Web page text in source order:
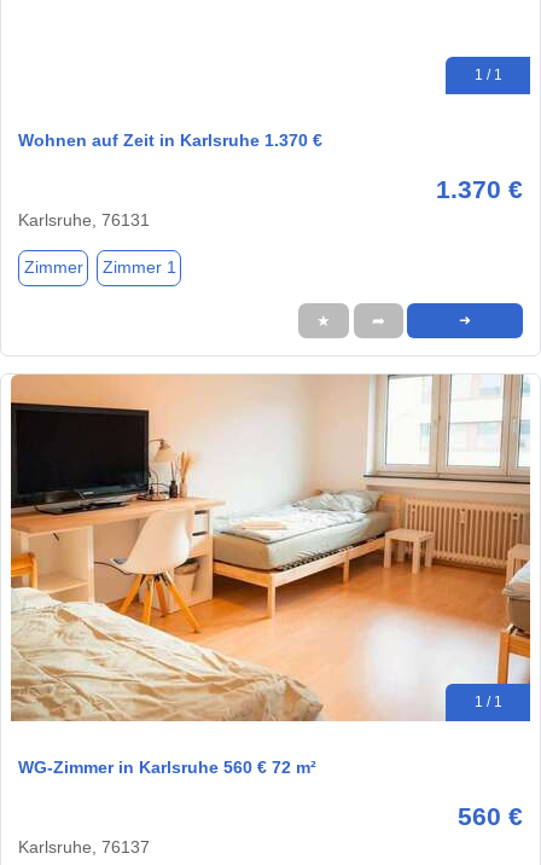
1 / 1
Wohnen auf Zeit in Karlsruhe 1.370 €
1.370 €
Karlsruhe, 76131
Zimmer Zimmer 1
★ ➦ ➜
1 / 1
WG-Zimmer in Karlsruhe 560 € 72 m²
560 €
Karlsruhe, 76137